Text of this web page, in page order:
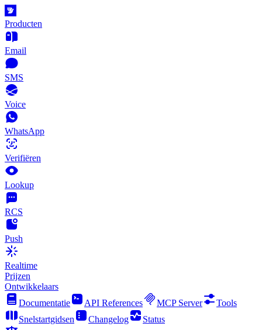
Producten
Email
SMS
Voice
WhatsApp
Verifiëren
Lookup
RCS
Push
Realtime
Prijzen
Ontwikkelaars
Documentatie
API References MCP Server
Tools
Snelstartgidsen
Changelog
Status